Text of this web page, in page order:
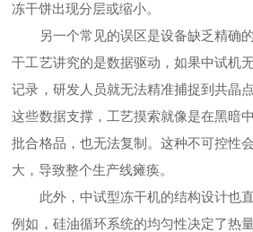
冻干饼出现分层或缩小。
另一个常见的误区是设备缺乏精确
干工艺讲究的是数据驱动，如果中试机
记录，研发人员就无法精准捕捉到共晶
这些数据支撑，工艺摸索就像是在黑暗
批合格品，也无法复制。这种不可控性
大，导致整个生产线瘫痪。
此外，中试型冻干机的结构设计也直
例如，硅油循环系统的均匀性决定了热